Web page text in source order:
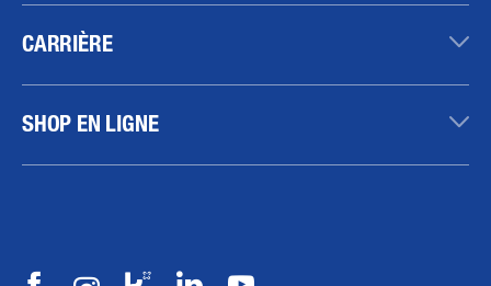
CARRIÈRE
SHOP EN LIGNE